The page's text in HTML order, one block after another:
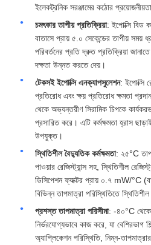
ইলেকট্রনিক সরঞ্জামের কঠোর
চমৎকার তাপীয় প্রতিক্রিয়া: ইপোক্সি বিড
বাতাসে প্রায় ৫.০ সেকেন্ডের তাপীয় সময়
পরিবর্তনের প্রতি দ্রুত প্রতিক্রিয়া
দক্ষতা উন্নত করতে দেয়।
টেকসই ইপোক্সি এনক্যাপসুলেশন: ইপোক্সি
প্রতিরোধ এবং ক্ষয় প্রতিরোধ ক্ষমতা
থেকে অভ্যন্তরীণ সিরামিক চিপকে
প্রসারিত করে। এটি কর্মক্ষমতা হ্রাস
উপযুক্ত।
স্থিতিশীল বৈদ্যুতিক কর্মক্ষমতা: ২৫°C
পাওয়ার রেজিস্ট্যান্স সহ, স্থিতিশীল
ডিসিপেশন ফ্যাক্টর প্রায় ০.৭ mW/°C
বিভিন্ন তাপমাত্রা পরিস্থিতিতে
প্রশস্ত তাপমাত্রা পরিসীমা: -৪০°C থেকে
নির্ভরযোগ্যভাবে কাজ করে, যা বেশিরভাগ
অ্যাপ্লিকেশন পরিস্থিতি, নিম্ন-